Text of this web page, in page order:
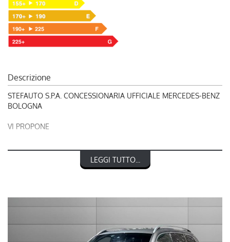
Descrizione
STEFAUTO S.P.A. CONCESSIONARIA UFFICIALE MERCEDES-BENZ
BOLOGNA
VI PROPONE
MERCEDES-BENZ CLASSE GLB 200 d Automatic Sport
nel prezzo è escluso il passaggio di proprietà
LA INVITIAMO A SPECIFICARE:
LEGGI TUTTO...